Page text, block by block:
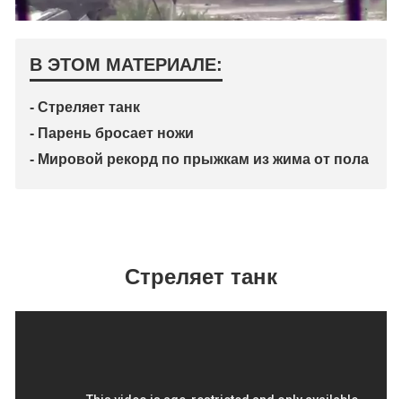
В ЭТОМ МАТЕРИАЛЕ:
- Стреляет танк
- Парень бросает ножи
- Мировой рекорд по прыжкам из жима от пола
Стреляет танк